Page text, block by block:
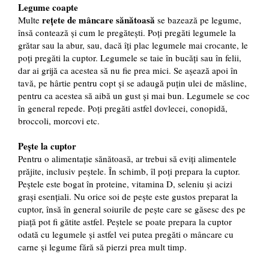
Legume coapte
Multe rețete de mâncare sănătoasă se bazează pe legume,
însă contează și cum le pregătești. Poți pregăti legumele la
grătar sau la abur, sau, dacă îți plac legumele mai crocante, le
poți pregăti la cuptor. Legumele se taie în bucăți sau în felii,
dar ai grijă ca acestea să nu fie prea mici. Se așează apoi în
tavă, pe hârtie pentru copt și se adaugă puțin ulei de măsline,
pentru ca acestea să aibă un gust și mai bun. Legumele se coc
în general repede. Poți pregăti astfel dovlecei, conopidă,
broccoli, morcovi etc.
Pește la cuptor
Pentru o alimentație sănătoasă, ar trebui să eviți alimentele
prăjite, inclusiv peștele. În schimb, îl poți prepara la cuptor.
Peștele este bogat în proteine, vitamina D, seleniu și acizi
grași esențiali. Nu orice soi de pește este gustos preparat la
cuptor, însă în general soiurile de pește care se găsesc des pe
piață pot fi gătite astfel. Peștele se poate prepara la cuptor
odată cu legumele și astfel vei putea pregăti o mâncare cu
carne și legume fără să pierzi prea mult timp.